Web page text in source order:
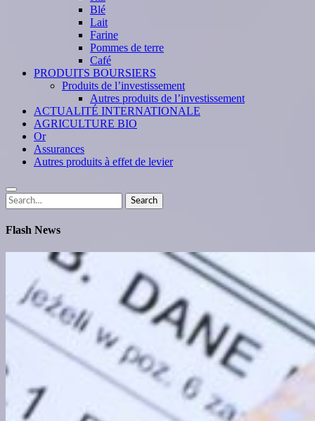
Blé
Lait
Farine
Pommes de terre
Café
PRODUITS BOURSIERS
Produits de l’investissement
Autres produits de l’investissement
ACTUALITÉ INTERNATIONALE
AGRICULTURE BIO
Or
Assurances
Autres produits à effet de levier
Search
for:
Search
Flash News